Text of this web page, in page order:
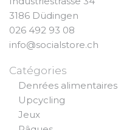
3186 Düdingen
026 492 93 08
info@socialstore.ch
Catégories
Denrées alimentaires
Upcycling
Jeux